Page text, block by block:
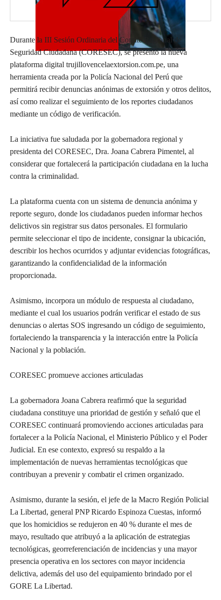
Durante la III Sesión Ordinaria del Comité Regional de
Seguridad Ciudadana (CORESEC), se presentó la nueva
plataforma digital trujillovencelaextorsion.com.pe, una
herramienta creada por la Policía Nacional del Perú que
permitirá recibir denuncias anónimas de extorsión y otros delitos,
así como realizar el seguimiento de los reportes ciudadanos
mediante un código de verificación.
La iniciativa fue saludada por la gobernadora regional y
presidenta del CORESEC, Dra. Joana Cabrera Pimentel, al
considerar que fortalecerá la participación ciudadana en la lucha
contra la criminalidad.
La plataforma cuenta con un sistema de denuncia anónima y
reporte seguro, donde los ciudadanos pueden informar hechos
delictivos sin registrar sus datos personales. El formulario
permite seleccionar el tipo de incidente, consignar la ubicación,
describir los hechos ocurridos y adjuntar evidencias fotográficas,
garantizando la confidencialidad de la información
proporcionada.
Asimismo, incorpora un módulo de respuesta al ciudadano,
mediante el cual los usuarios podrán verificar el estado de sus
denuncias o alertas SOS ingresando un código de seguimiento,
fortaleciendo la transparencia y la interacción entre la Policía
Nacional y la población.
CORESEC promueve acciones articuladas
La gobernadora Joana Cabrera reafirmó que la seguridad
ciudadana constituye una prioridad de gestión y señaló que el
CORESEC continuará promoviendo acciones articuladas para
fortalecer a la Policía Nacional, el Ministerio Público y el Poder
Judicial. En ese contexto, expresó su respaldo a la
implementación de nuevas herramientas tecnológicas que
contribuyan a prevenir y combatir el crimen organizado.
Asimismo, durante la sesión, el jefe de la Macro Región Policial
La Libertad, general PNP Ricardo Espinoza Cuestas, informó
que los homicidios se redujeron en 40 % durante el mes de
mayo, resultado que atribuyó a la aplicación de estrategias
tecnológicas, georreferenciación de incidencias y una mayor
presencia operativa en los sectores con mayor incidencia
delictiva, además del uso del equipamiento brindado por el
GORE La Libertad.